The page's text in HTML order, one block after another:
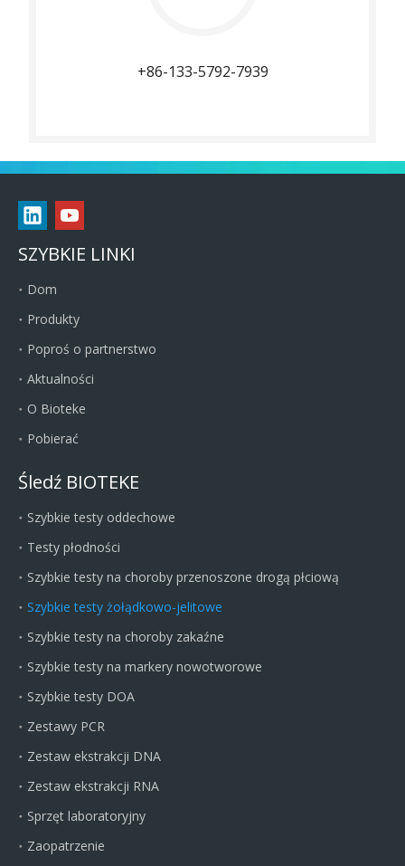
+86-133-5792-7939
SZYBKIE LINKI
Dom
Produkty
Poproś o partnerstwo
Aktualności
O Bioteke
Pobierać
Śledź BIOTEKE
Szybkie testy oddechowe
Testy płodności
Szybkie testy na choroby przenoszone drogą płciową
Szybkie testy żołądkowo-jelitowe
Szybkie testy na choroby zakaźne
Szybkie testy na markery nowotworowe
Szybkie testy DOA
Zestawy PCR
Zestaw ekstrakcji DNA
Zestaw ekstrakcji RNA
Sprzęt laboratoryjny
Zaopatrzenie